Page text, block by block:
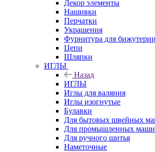
Декор элементы
Нашивки
Перчатки
Украшения
Фурнитура для бижутерии
Цепи
Шляпки
ИГЛЫ
Назад
ИГЛЫ
Иглы для валяния
Иглы изогнутые
Булавки
Для бытовых швейных
Для промышленных
Для ручного шитья
Наметочные